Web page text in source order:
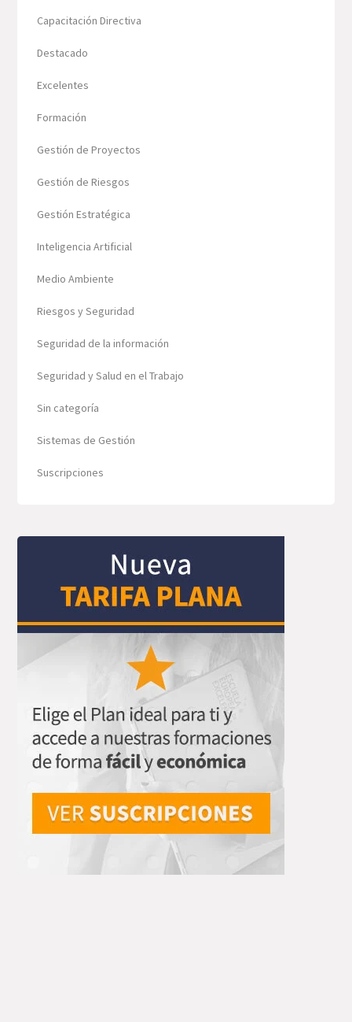
Capacitación Directiva
Destacado
Excelentes
Formación
Gestión de Proyectos
Gestión de Riesgos
Gestión Estratégica
Inteligencia Artificial
Medio Ambiente
Riesgos y Seguridad
Seguridad de la información
Seguridad y Salud en el Trabajo
Sin categoría
Sistemas de Gestión
Suscripciones